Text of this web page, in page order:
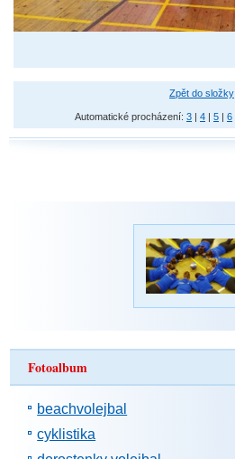
Zpět do složky
Automatické procházení: 3 4 5 6
Fotoalbum
beachvolejbal
cyklistika